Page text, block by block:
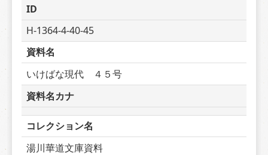
ID
H-1364-4-40-45
資料名
いけばな現代　４５号
資料名カナ
コレクション名
湯川華道文庫資料